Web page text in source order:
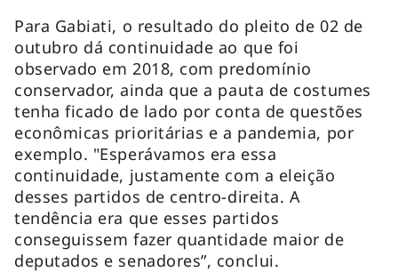
Para Gabiati, o resultado do pleito de 02 de
outubro dá continuidade ao que foi
observado em 2018, com predomínio
conservador, ainda que a pauta de costumes
tenha ficado de lado por conta de questões
econômicas prioritárias e a pandemia, por
exemplo. "Esperávamos era essa
continuidade, justamente com a eleição
desses partidos de centro-direita. A
tendência era que esses partidos
conseguissem fazer quantidade maior de
deputados e senadores”, conclui.